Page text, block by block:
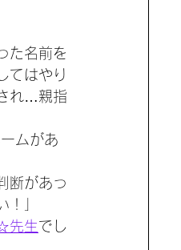
た名前を
てはやり
れ…親指
ムがあ
断があっ
！」
先生でし